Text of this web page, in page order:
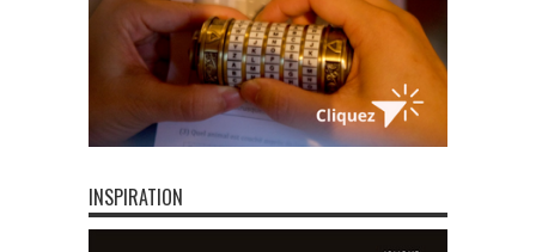
INSPIRATION